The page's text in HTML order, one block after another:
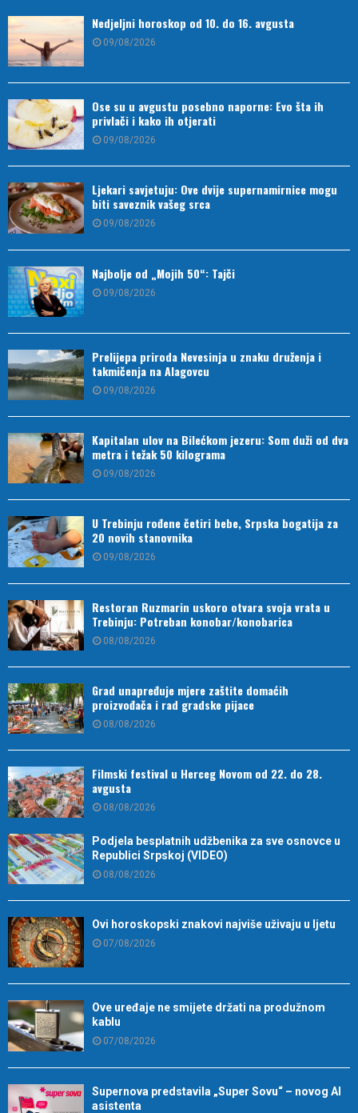
Nedjeljni horoskop od 10. do 16. avgusta
09/08/2026
Ose su u avgustu posebno naporne: Evo šta ih
privlači i kako ih otjerati
09/08/2026
Ljekari savjetuju: Ove dvije supernamirnice mogu
biti saveznik vašeg srca
09/08/2026
Najbolje od „Mojih 50“: Tajči
09/08/2026
Prelijepa priroda Nevesinja u znaku druženja i
takmičenja na Alagovcu
09/08/2026
Kapitalan ulov na Bilećkom jezeru: Som duži od dva
metra i težak 50 kilograma
09/08/2026
U Trebinju rođene četiri bebe, Srpska bogatija za
20 novih stanovnika
09/08/2026
Restoran Ruzmarin uskoro otvara svoja vrata u
Trebinju: Potreban konobar/konobarica
08/08/2026
Grad unapređuje mjere zaštite domaćih
proizvođača i rad gradske pijace
08/08/2026
Filmski festival u Herceg Novom od 22. do 28.
avgusta
08/08/2026
Podjela besplatnih udžbenika za sve osnovce u
Republici Srpskoj (VIDEO)
08/08/2026
Ovi horoskopski znakovi najviše uživaju u ljetu
07/08/2026
Ove uređaje ne smijete držati na produžnom
kablu
07/08/2026
Supernova predstavila „Super Sovu“ – novog AI
asistenta